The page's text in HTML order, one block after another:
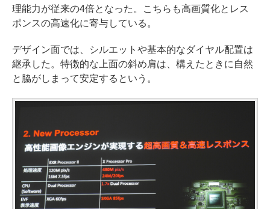
理能力が従来の4倍となった。こちらも高画質化とレス
ポンスの高速化に寄与している。
デザイン面では、シルエットや基本的なダイヤル配置は
継承した。特徴的な上面の斜め肩は、構えたときに自然
と脇がしまって安定するという。